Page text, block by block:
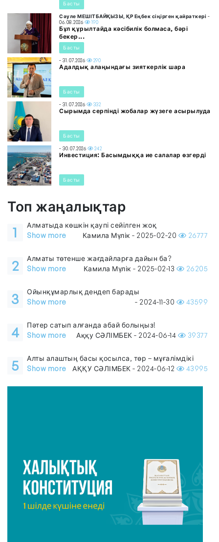
Басты
Сәуле МЕШІТБАЙҚЫЗЫ, ҚР Еңбек сіңірген қайраткері -
06.08.2026
190
Бұл құрылтайда кәсібилік болмаса, бәрі
бекер...
Басты
- 31.07.2026 290
Адалдық алаңындағы зияткерлік шара
Басты
- 31.07.2026 332
Сырымда серпінді жобалар жүзеге асырылуда
Басты
- 30.07.2026 242
Инвестиция: Басымдыққа ие салалар өзгерді
Басты
Топ жаңалықтар
1
Алматыда көшкін қаупі сейілген жоқ
Show more
Камила Мүлік - 2025-02-20 26777
2
Алматы төтенше жағдайларға дайын ба?
Show more
Камила Мүлік - 2025-02-13 26205
3
Ойынқұмарлық дендеп барады
Show more
- 2024-11-30 43599
4
Пәтер сатып алғанда абай болыңыз!
Show more
Аққу СӘЛІМБЕК - 2024-06-14 39377
5
Алты алаштың басы қосылса, төр – мұғалімдікі
Show more
АҚҚУ СӘЛІМБЕК - 2024-06-12 43995